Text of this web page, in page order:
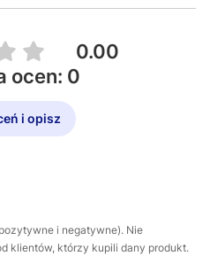
0.00
ocen: 0
i opisz
i negatywne). Nie
klientów, którzy kupili dany produkt.